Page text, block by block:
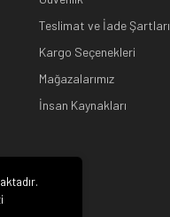
Teslimat ve İade Şartları
Kargo Seçenekleri
Mağazalarımız
İnsan Kaynakları